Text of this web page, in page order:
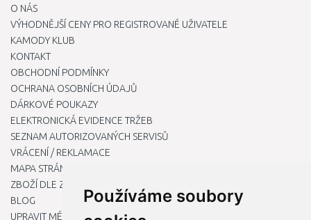
Používáme soubory
O NÁS
VÝHODNĚJŠÍ CENY PRO REGISTROVANÉ UŽIVATELE
KAMODY KLUB
KONTAKT
OBCHODNÍ PODMÍNKY
OCHRANA OSOBNÍCH ÚDAJŮ
DÁRKOVÉ POUKAZY
ELEKTRONICKÁ EVIDENCE TRŽEB
SEZNAM AUTORIZOVANÝCH SERVISŮ
VRÁCENÍ / REKLAMACE
MAPA STRÁNKY
ZBOŽÍ DLE ZNAČEK
BLOG
UPRAVIT MÉ PŘEDVOLBY COOKIES